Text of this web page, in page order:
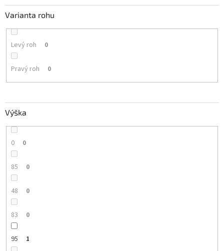
Varianta rohu
Levý roh 0
Pravý roh 0
Výška
0 0
85 0
48 0
83 0
95 1